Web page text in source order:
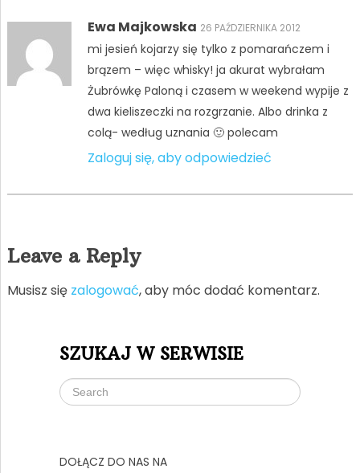
Ewa Majkowska 26 PAŹDZIERNIKA 2012
mi jesień kojarzy się tylko z pomarańczem i
brązem – więc whisky! ja akurat wybrałam
Żubrówkę Paloną i czasem w weekend wypije z
dwa kieliszeczki na rozgrzanie. Albo drinka z
colą- według uznania 🙂 polecam
Zaloguj się, aby odpowiedzieć
Leave a Reply
Musisz się zalogować, aby móc dodać komentarz.
SZUKAJ W SERWISIE
DOŁĄCZ DO NAS NA